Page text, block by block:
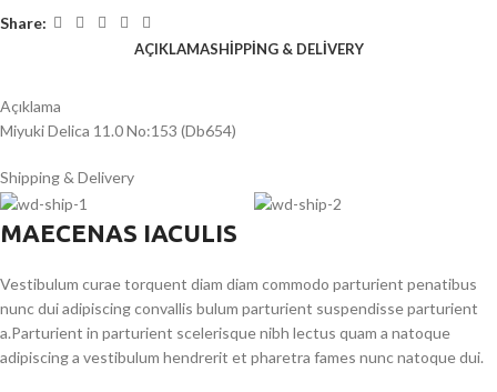
Share:
AÇIKLAMASHIPPING & DELIVERY
Açıklama
Miyuki Delica 11.0 No:153 (Db654)
Shipping & Delivery
MAECENAS IACULIS
Vestibulum curae torquent diam diam commodo parturient penatibus
nunc dui adipiscing convallis bulum parturient suspendisse parturient
a.Parturient in parturient scelerisque nibh lectus quam a natoque
adipiscing a vestibulum hendrerit et pharetra fames nunc natoque dui.